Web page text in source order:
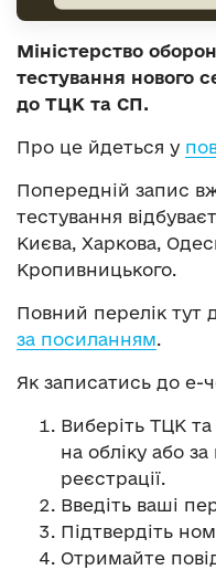
Міністерство
тестування нового
до ТЦК та СП.
Про це йдеться у
Попередній запис
тестування
Києва, Харкова,
Кропивницького.
Повний перелік тут
за посиланням.
Як записатись до е-
Виберіть ТЦК
на обліку або
реєстрації.
Введіть ваші
Підтвердіть
Отримайте